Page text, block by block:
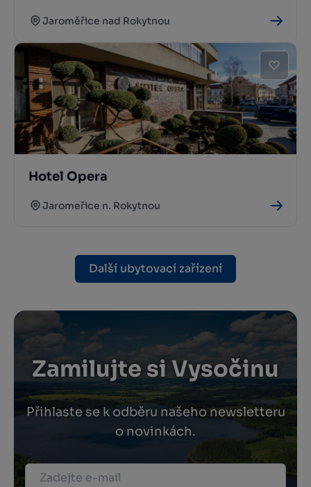
Jaroměřice nad Rokytnou
Hotel Opera
Jaromeřice n. Rokytnou
Další ubytovací zařízení
Zamilujte si Vysočinu
Přihlaste se k odběru našeho newsletteru
o novinkách.